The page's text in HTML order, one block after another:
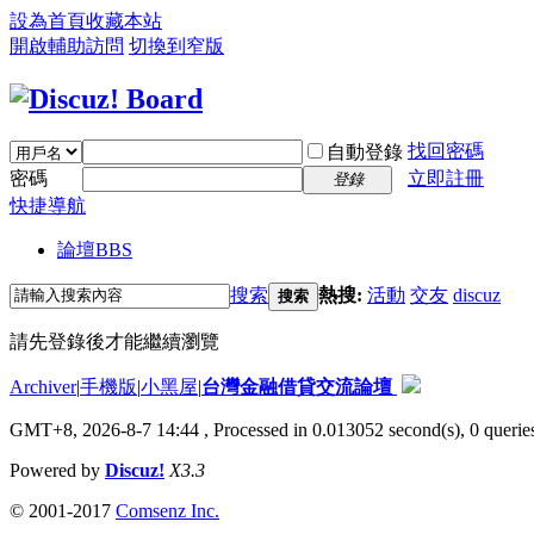
設為首頁收藏本站
開啟輔助訪問 切換到窄版
自動登錄 找回密碼
密碼
登錄
立即註冊
快捷導航
論壇BBS
搜索 搜索 熱搜: 活動 交友 discuz
請先登錄後才能繼續瀏覽
Archiver|手機版|小黑屋|台灣金融借貸交流論壇
GMT+8, 2026-8-7 14:44 , Processed in 0.013052 second(s), 0
Powered by Discuz! X3.3
© 2001-2017 Comsenz Inc.